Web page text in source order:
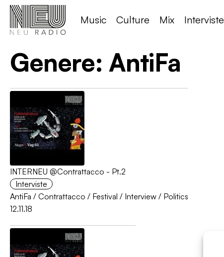
Music Culture Mix Interviste
Genere: AntiFa
INTERNEU @Contrattacco - Pt.2
Interviste
AntiFa / Contrattacco / Festival / Interview / Politics
12.11.18